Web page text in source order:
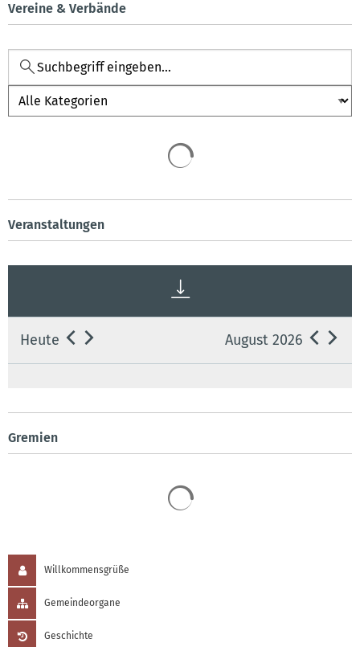
Vereine & Verbände
Kategorie
Veranstaltungen
Heute August 2026
Gremien
Willkommensgrüße
Gemeindeorgane
Geschichte